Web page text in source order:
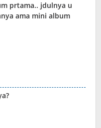
prtama.. jdulnya u
ama mini album